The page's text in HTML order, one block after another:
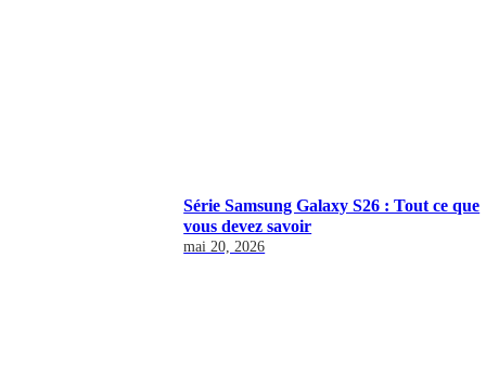
Série Samsung Galaxy S26 : Tout ce que
vous devez savoir
mai 20, 2026